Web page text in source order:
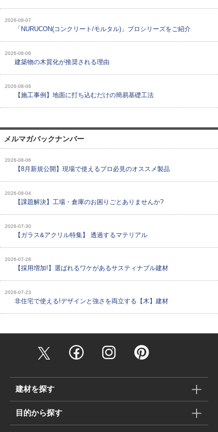
2026-08-07
「NURUCON(コンクリート/モルタル)」プロシリーズをご紹介
2026-08-06
建築物の木質化が推奨される理由
2026-08-06
【施工事例】地面に打ち込むだけの簡易基礎工法
メルマガバックナンバー
2026-08-06
【8月新規公開】現場で使えるプロ必見のオススメ製品
2026-08-04
【課題解決】工場・倉庫のお困りごとありませんか?
2026-07-30
【ガラス&アクリル特集】 透過するマテリアル
2026-07-28
【採用増加!】選ばれるワケがあるサスティナブル建材
2026-07-23
非住宅で使える!デザインと強さを両立する【木】建材
建材を探す
目的から探す